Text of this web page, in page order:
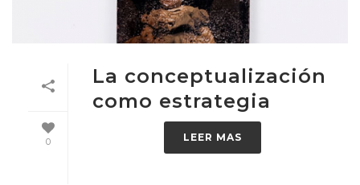
0
La conceptualización
como estrategia
LEER MAS